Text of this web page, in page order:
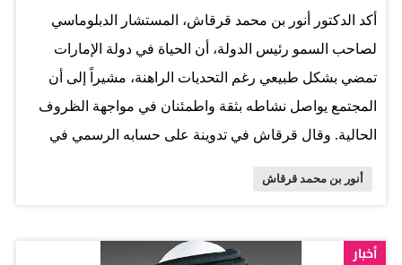
أكد الدكتور أنور بن محمد قرقاش، المستشار الدبلوماسي
لصاحب السمو رئيس الدولة، أن الحياة في دولة الإمارات
تمضي بشكل طبيعي رغم التحديات الراهنة، مشيراً إلى أن
المجتمع يواصل نشاطه بثقة واطمئنان في مواجهة الظروف
الحالية. وقال قرقاش في تدوينة على حسابه الرسمي في
هي الإمارات في صمودها أمام العدوان الإيراني الغاشم؛
أنور بن محمد قرقاش
أخبار